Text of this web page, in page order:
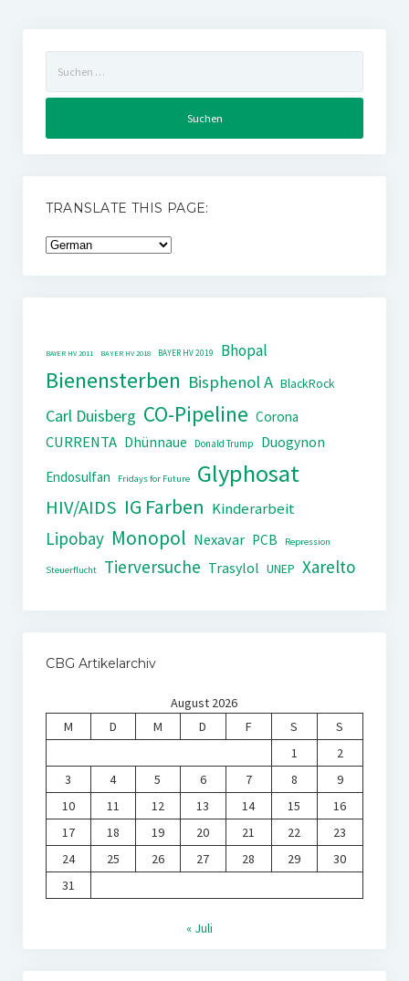
nach:
TRANSLATE THIS PAGE:
BAYER HV 2011 BAYER HV 2018 BAYER HV 2019 Bhopal
Bienensterben Bisphenol A BlackRock
Carl Duisberg CO-Pipeline Corona
CURRENTA Dhünnaue Donald Trump
Duogynon
Endosulfan
Fridays for Future Glyphosat
HIV/AIDS IG Farben Kinderarbeit
Lipobay Monopol Nexavar PCB Repression
Steuerflucht Tierversuche Trasylol UNEP Xarelto
CBG Artikelarchiv
August 2026
M
D M D F S
S
1
2
3
4 5 6 7 8
9
10
11 12 13 14 15
16
17
18 19 20 21 22
23
24
25 26 27 28 29
30
31
« Juli